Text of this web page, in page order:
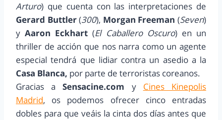
Arturo) que cuenta con las interpretaciones de
Gerard Buttler(300), Morgan Freeman (Seven)
yAaron Eckhart (El Caballero Oscuro) en un
thriller de acción que nos narra como un agente
especial tendrá que lidiar contra un asedio a la
Casa Blanca, por parte de terroristas coreanos.
Gracias aSensacine.com y Cines Kinepolis
Madrid, os podemos ofrecer cinco entradas
dobles para que veáis la cinta dos días antes que